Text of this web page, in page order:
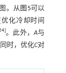
。从 图5可以
化冷却时间
。此外，A与
时，优化C对